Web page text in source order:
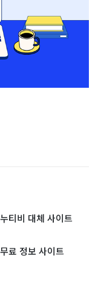
티비 대체 사이트
료 정보 사이트